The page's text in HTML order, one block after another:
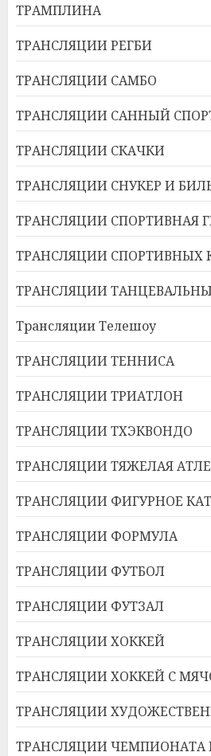
ТРАМПЛИНА
ТРАНСЛЯЦИИ РЕГБИ
ТРАНСЛЯЦИИ САМБО
ТРАНСЛЯЦИИ САННЫЙ
ТРАНСЛЯЦИИ СКАЧКИ
ТРАНСЛЯЦИИ СНУКЕР И
ТРАНСЛЯЦИИ СПОРТИВНАЯ
ТРАНСЛЯЦИИ СПОРТИВНЫХ
ТРАНСЛЯЦИИ
Трансляции Телешоу
ТРАНСЛЯЦИИ ТЕННИСА
ТРАНСЛЯЦИИ ТРИАТЛОН
ТРАНСЛЯЦИИ ТХЭКВОНДО
ТРАНСЛЯЦИИ ТЯЖЕЛАЯ
ТРАНСЛЯЦИИ ФИГУРНОЕ
ТРАНСЛЯЦИИ ФОРМУЛА
ТРАНСЛЯЦИИ ФУТБОЛ
ТРАНСЛЯЦИИ ФУТЗАЛ
ТРАНСЛЯЦИИ ХОККЕЙ
ТРАНСЛЯЦИИ ХОККЕЙ С
ТРАНСЛЯЦИИ
ТРАНСЛЯЦИИ ЧЕМПИОНАТА